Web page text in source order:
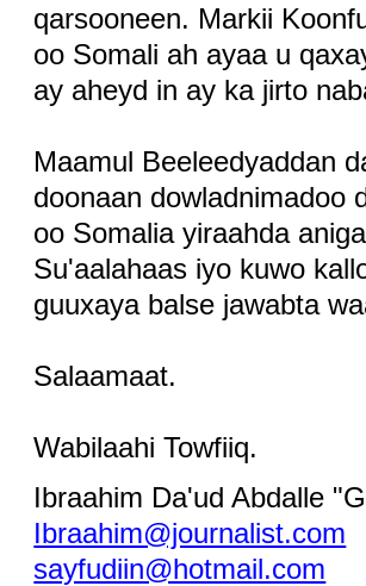
qarsooneen. Markii
oo Somali ah ayaa u
ay aheyd in ay ka jirto
Maamul Beeleedyaddan
doonaan dowladnimadoo
oo Somalia yiraahda
Su'aalahaas iyo kuwo
guuxaya balse jawabta
Salaamaat.
Wabilaahi Towfiiq.
Ibraahim Da'ud Abdalle
Ibraahim@journalist.com
sayfudiin@hotmail.com